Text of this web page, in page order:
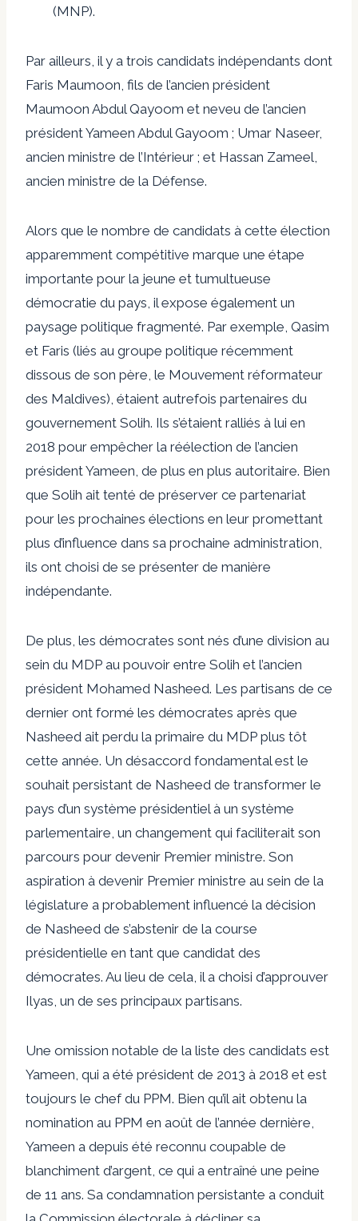
(MNP).
Par ailleurs, il y a trois candidats indépendants dont
Faris Maumoon, fils de l’ancien président
Maumoon Abdul Qayoom et neveu de l’ancien
président Yameen Abdul Gayoom ; Umar Naseer,
ancien ministre de l’Intérieur ; et Hassan Zameel,
ancien ministre de la Défense.
Alors que le nombre de candidats à cette élection
apparemment compétitive marque une étape
importante pour la jeune et tumultueuse
démocratie du pays, il expose également un
paysage politique fragmenté. Par exemple, Qasim
et Faris (liés au groupe politique récemment
dissous de son père, le Mouvement réformateur
des Maldives), étaient autrefois partenaires du
gouvernement Solih. Ils s’étaient ralliés à lui en
2018 pour empêcher la réélection de l’ancien
président Yameen, de plus en plus autoritaire. Bien
que Solih ait tenté de préserver ce partenariat
pour les prochaines élections en leur promettant
plus d’influence dans sa prochaine administration,
ils ont choisi de se présenter de manière
indépendante.
De plus, les démocrates sont nés d’une division au
sein du MDP au pouvoir entre Solih et l’ancien
président Mohamed Nasheed. Les partisans de ce
dernier ont formé les démocrates après que
Nasheed ait perdu la primaire du MDP plus tôt
cette année. Un désaccord fondamental est le
souhait persistant de Nasheed de transformer le
pays d’un système présidentiel à un système
parlementaire, un changement qui faciliterait son
parcours pour devenir Premier ministre. Son
aspiration à devenir Premier ministre au sein de la
législature a probablement influencé la décision
de Nasheed de s’abstenir de la course
présidentielle en tant que candidat des
démocrates. Au lieu de cela, il a choisi d’approuver
Ilyas, un de ses principaux partisans.
Une omission notable de la liste des candidats est
Yameen, qui a été président de 2013 à 2018 et est
toujours le chef du PPM. Bien qu’il ait obtenu la
nomination au PPM en août de l’année dernière,
Yameen a depuis été reconnu coupable de
blanchiment d’argent, ce qui a entraîné une peine
de 11 ans. Sa condamnation persistante a conduit